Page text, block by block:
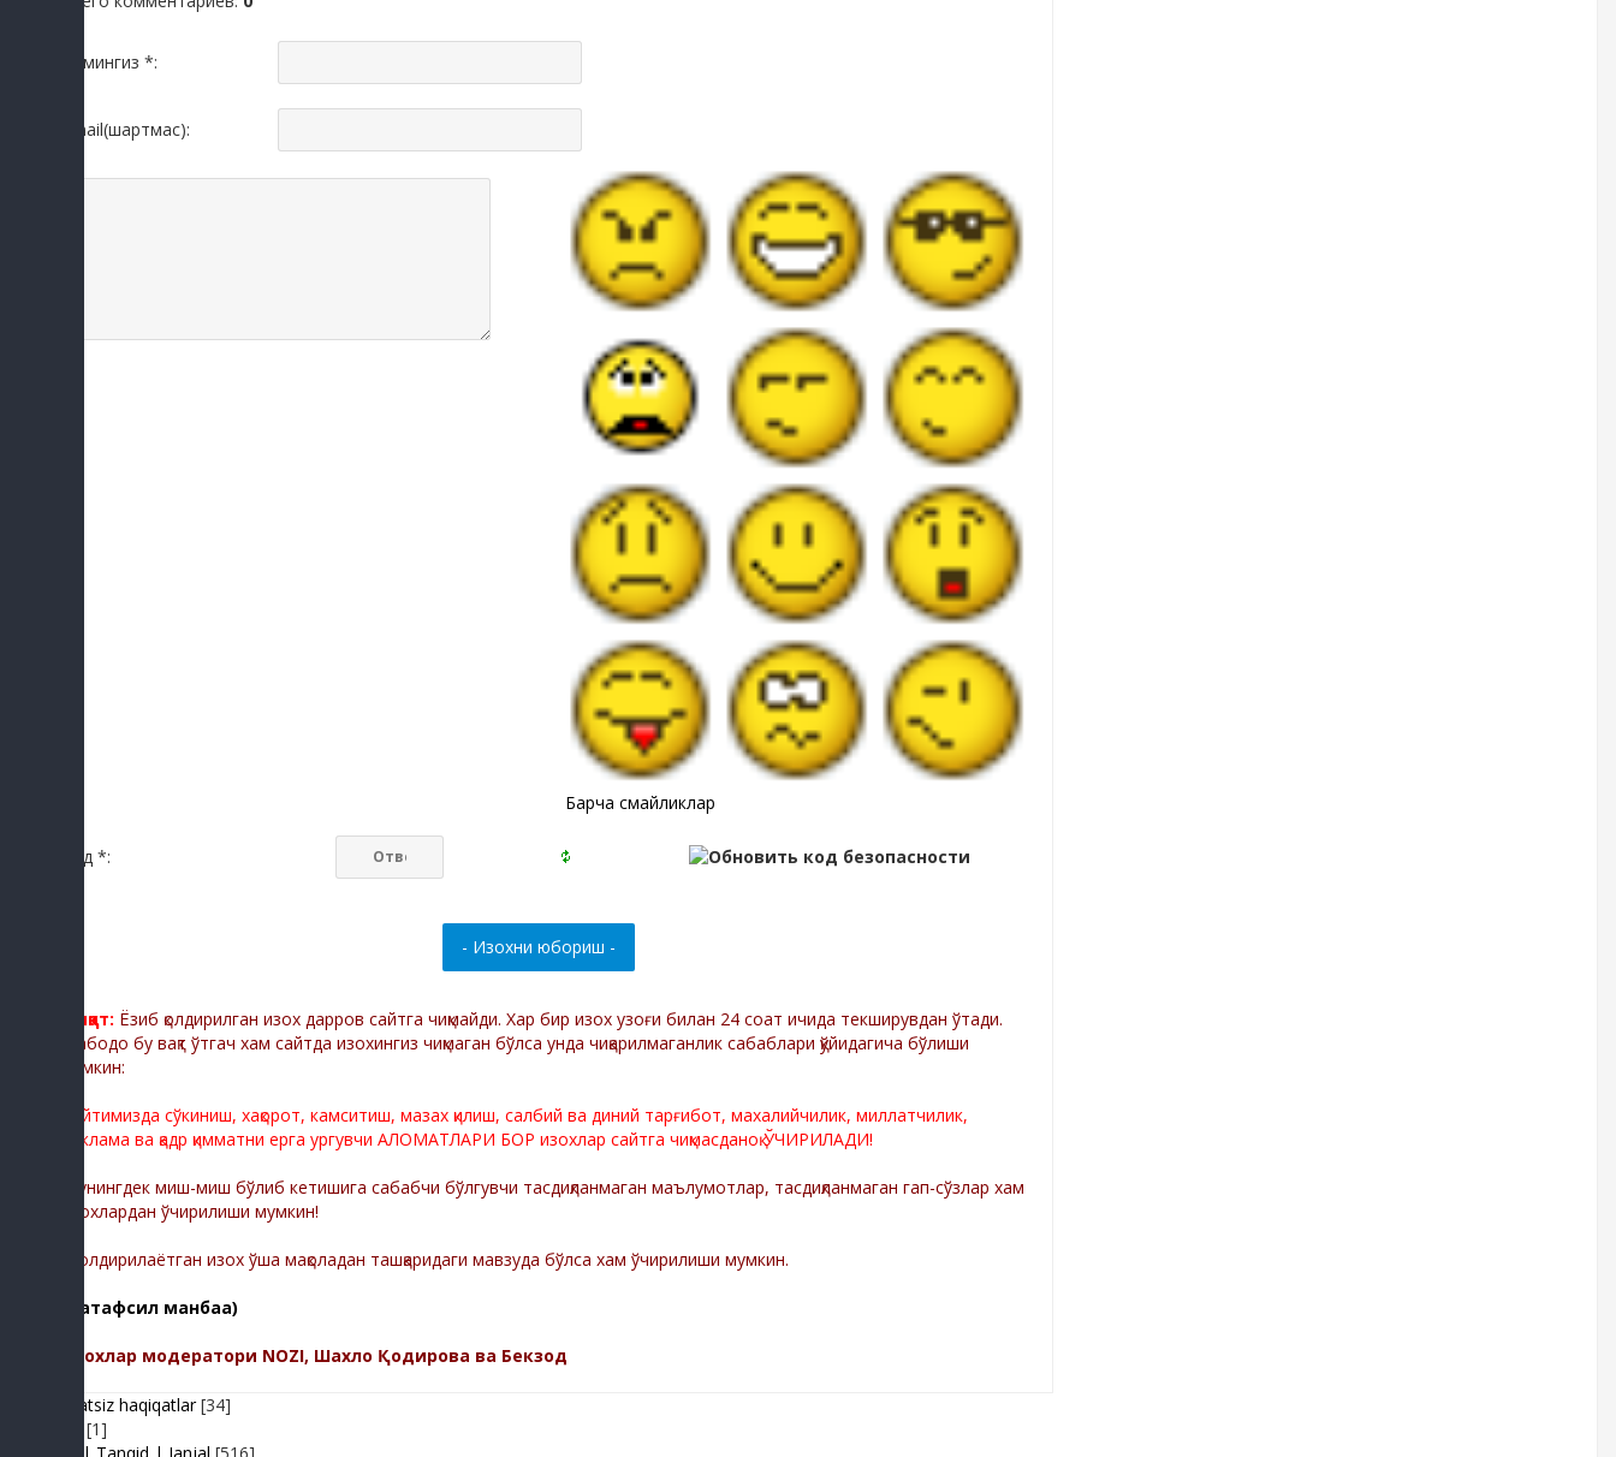
Исмингиз *:
Email(шартмас):
Барча смайликлар
Код *:
Диққат: Ёзиб қолдирилган изох дарров сайтга чиқмайди. Хар бир изох узоғи билан 24 соат ичида текширувдан ўтади.
Мабодо бу вақт ўтгач хам сайтда изохингиз чиқмаган бўлса унда чиқарилмаганлик сабаблари қўйидагича бўлиши
мумкин:
Сайтимизда сўкиниш, хақорот, камситиш, мазах қилиш, салбий ва диний тарғибот, махалийчилик, миллатчилик,
реклама ва қадр қимматни ерга ургувчи АЛОМАТЛАРИ БОР изохлар сайтга чиқмасданоқ ЎЧИРИЛАДИ!
Шунингдек миш-миш бўлиб кетишига сабабчи бўлгувчи тасдиқланмаган маълумотлар, тасдиқланмаган гап-сўзлар хам
изохлардан ўчирилиши мумкин!
-Қолдирилаётган изох ўша мақоладан ташқаридаги мавзуда бўлса хам ўчирилиши мумкин.
(батафсил манбаа)
Изохлар модератори NOZI, Шахло Қодирова ва Бекзод
Adolatsiz haqiqatlar [34]
[1]